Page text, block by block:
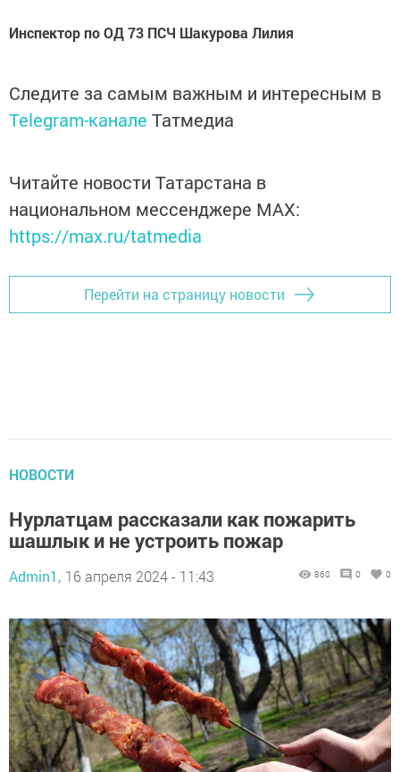
Инспектор по ОД 73 ПСЧ Шакурова Лилия
Следите за самым важным и интересным в
Telegram-канале Татмедиа
Читайте новости Татарстана в
национальном мессенджере MАХ:
https://max.ru/tatmedia
Перейти на страницу новости
НОВОСТИ
Нурлатцам рассказали как пожарить
шашлык и не устроить пожар
Admin1, 16 апреля 2024 - 11:43 860 0 0